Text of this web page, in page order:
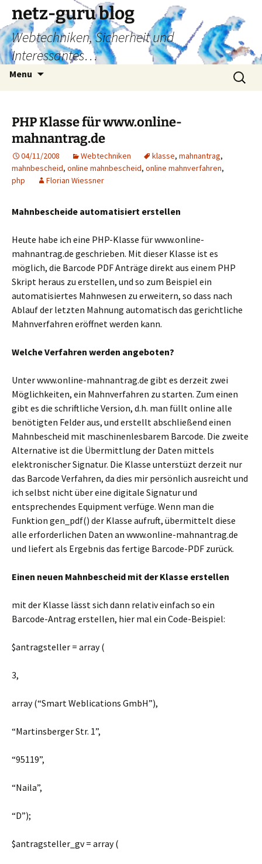
Skip
content
netz-guru blog
Webtechniken, Sicherheit und
Interessantes…
Menu
Search
for:
PHP Klasse für www.online-
mahnantrag.de
04/11/2008 Webtechniken klasse, mahnantrag,
mahnbescheid, online mahnbescheid, online mahnverfahren,
php
Florian Wiessner
Mahnbescheide automatisiert erstellen
Heute habe ich eine PHP-Klasse für www.online-
mahnantrag.de geschrieben. Mit dieser Klasse ist es
möglich, die Barcode PDF Anträge direkt aus einem PHP
Skript heraus zu erstellen, und so zum Beispiel ein
automatisiertes Mahnwesen zu erweitern, so dass nach
Ablauf der letzten Mahnung automatisch das gerichtliche
Mahnverfahren eröffnet werden kann.
Welche Verfahren werden angeboten?
Unter www.online-mahnantrag.de gibt es derzeit zwei
Möglichkeiten, ein Mahnverfahren zu starten. Zum einen
gibt es die schriftliche Version, d.h. man füllt online alle
benötigten Felder aus, und erstellt abschließend einen
Mahnbescheid mit maschinenlesbarem Barcode. Die zweite
Alternative ist die Übermittlung der Daten mittels
elektronischer Signatur. Die Klasse unterstüzt derzeit nur
das Barcode Verfahren, da dies mir persönlich ausreicht und
ich selbst nicht über eine digitale Signatur und
entsprechendes Equipment verfüge. Wenn man die
Funktion gen_pdf() der Klasse aufruft, übermittelt diese
alle erforderlichen Daten an www.online-mahnantrag.de
und liefert als Ergebnis das fertige Barcode-PDF zurück.
Einen neuen Mahnbescheid mit der Klasse erstellen
mit der Klasse lässt sich dann relativ einfach so ein
Barcode-Antrag erstellen, hier mal ein Code-Beispiel:
$antragsteller = array (
3,
array (“Smart Weblications GmbH”),
“Martinsberger Str. 1”,
“95119”,
“Naila”,
“D”);
$antragsteller_gv= array (